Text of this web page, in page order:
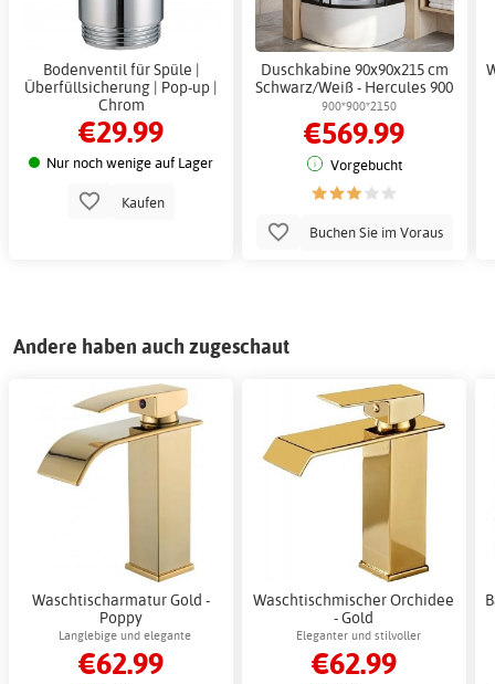
Bodenventil für Spüle |
Überfüllsicherung | Pop-up |
Chrom
€29.99
Nur noch wenige auf Lager
Kaufen
Duschkabine 90x90x215 cm
Schwarz/Weiß - Hercules 900
900*900*2150
€569.99
Vorgebucht
Buchen Sie im Voraus
Andere haben auch zugeschaut
Waschtischarmatur Gold -
Poppy
Langlebige und elegante
Waschtischarmatur
€62.99
Waschtischmischer Orchidee
- Gold
Eleganter und stilvoller
Waschtischmischer, geeignet für die
moderne Badezimmereinrichtung
€62.99